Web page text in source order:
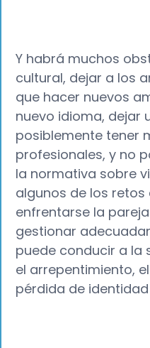
Y habrá muchos
cultural, dejar a los
que hacer nuevos
nuevo idioma, dejar
posiblemente tener
profesionales, y no
la normativa sobre
algunos de los retos
enfrentarse la
gestionar
puede conducir a la
el arrepentimiento,
pérdida de